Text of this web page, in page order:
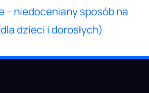
– niedoceniany sposób na
dzieci i dorosłych)